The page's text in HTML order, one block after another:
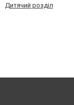
Дитячий розділ